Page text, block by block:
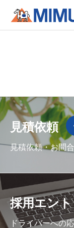
見積依頼
見積依頼・お問
採用エン
ドライバーへの